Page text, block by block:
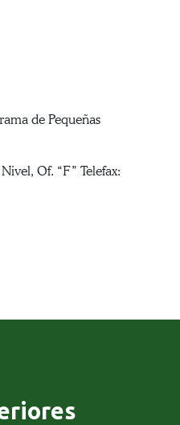
de Pequeñas
Of. “F” Telefax: